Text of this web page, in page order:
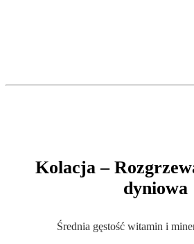
Kolacja –
dyniowa
Średnia gęstość witamin i